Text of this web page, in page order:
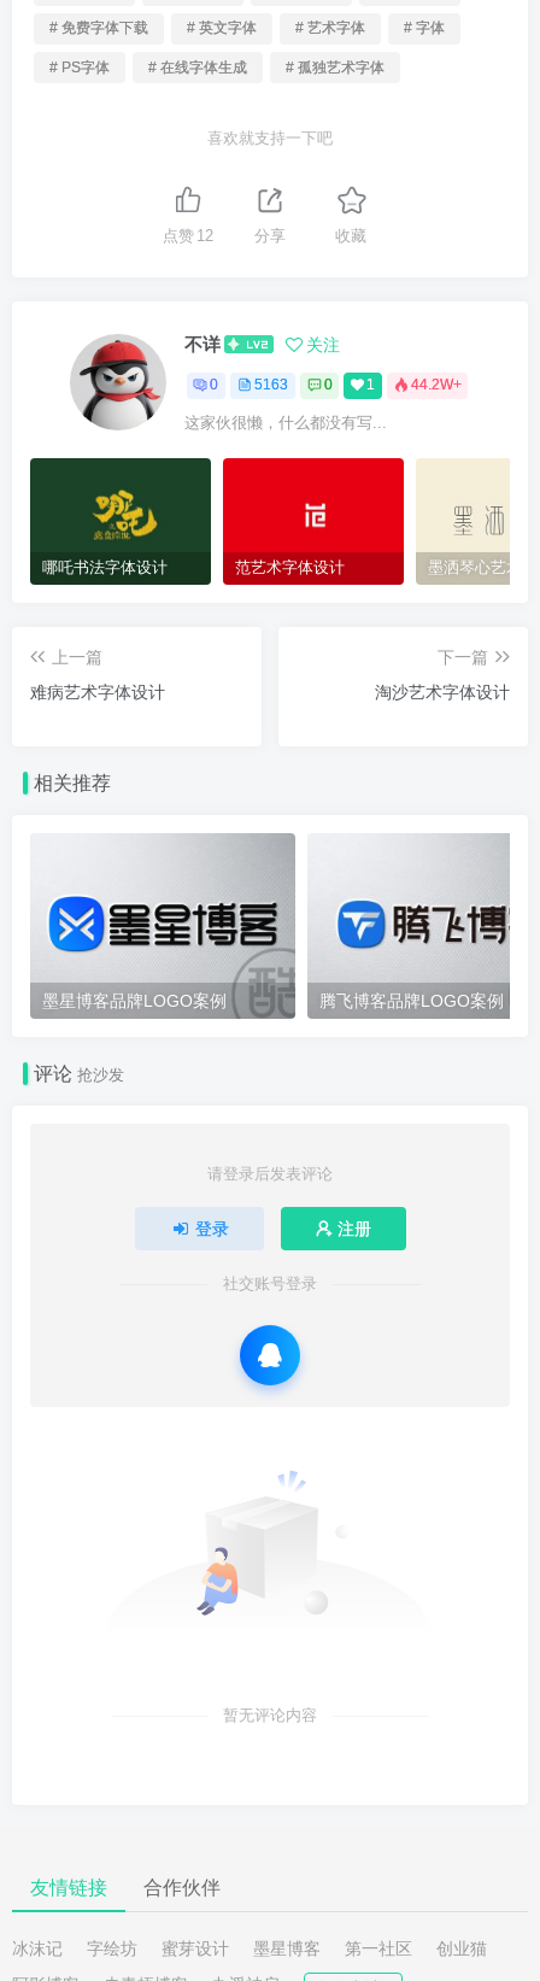
# 免费字体下载 # 英文字体 # 艺术字体 # 字体
# PS字体 # 在线字体生成 # 孤独艺术字体
喜欢就支持一下吧
点赞 12 分享 收藏
不详 关注
0 5163 0 1 44.2W+
这家伙很懒，什么都没有写...
哪吒书法字体设计 范艺术字体设计 墨洒琴心艺术
上一篇
难病艺术字体设计
下一篇
淘沙艺术字体设计
相关推荐
墨星博客品牌LOGO案例 腾飞博客品牌LOGO案例
评论抢沙发
请登录后发表评论
登录 注册
社交账号登录
暂无评论内容
友情链接 合作伙伴
冰沫记 字绘坊 蜜芽设计 墨星博客 第一社区
创业猫